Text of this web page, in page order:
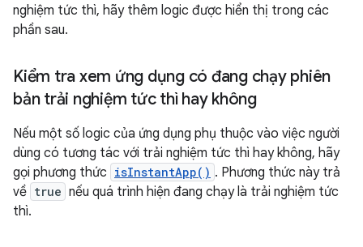
nghiệm tức thì, hãy thêm logic được hiển thị trong các
phần sau.
Kiểm tra xem ứng dụng có đang chạy phiên
bản trải nghiệm tức thì hay không
Nếu một số logic của ứng dụng phụ thuộc vào việc người
dùng có tương tác với trải nghiệm tức thì hay không, hãy
gọi phương thức isInstantApp() . Phương thức này trả
về true nếu quá trình hiện đang chạy là trải nghiệm tức
thì.